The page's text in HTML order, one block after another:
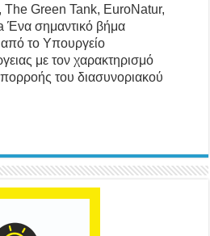
The Green Tank, EuroNatur,
Ένα σημαντικό βήμα
το Υπουργείο
με τον χαρακτηρισμό
του διασυνοριακού